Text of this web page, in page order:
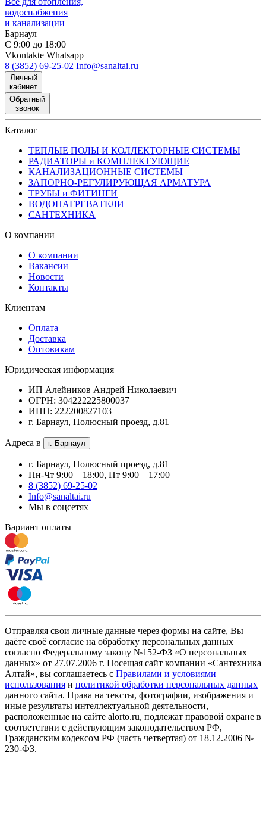
водоснабжения
и канализации
Барнаул
С 9:00 до 18:00
Vkontakte Whatsapp
8 (3852) 69-25-02 Info@sanaltai.ru
Личный
кабинет
Обратный
звонок
Каталог
ТЕПЛЫЕ ПОЛЫ И КОЛЛЕКТОРНЫЕ СИСТЕМЫ
РАДИАТОРЫ и КОМПЛЕКТУЮЩИЕ
КАНАЛИЗАЦИОННЫЕ СИСТЕМЫ
ЗАПОРНО-РЕГУЛИРУЮЩАЯ АРМАТУРА
ТРУБЫ и ФИТИНГИ
ВОДОНАГРЕВАТЕЛИ
САНТЕХНИКА
О компании
О компании
Вакансии
Новости
Контакты
Клиентам
Оплата
Доставка
Оптовикам
Юридическая информация
ИП Алейников Андрей Николаевич
ОГРН: 304222225800037
ИНН: 222200827103
г. Барнаул, Полюсный проезд, д.81
Адреса в г. Барнаул
г. Барнаул, Полюсный проезд, д.81
Пн-Чт 9:00—18:00, Пт 9:00—17:00
8 (3852) 69-25-02
Info@sanaltai.ru
Мы в соцсетях
Вариант оплаты
Отправляя свои личные данные через формы на сайте, Вы
даёте своё согласие на обработку персональных данных
согласно Федеральному закону №152-ФЗ «О персональных
данных» от 27.07.2006 г. Посещая сайт компании «Cантехника
Алтай», вы соглашаетесь с Правилами и условиями
использования и политикой обработки персональных данных
данного сайта. Права на тексты, фотографии, изображения и
иные результаты интеллектуальной деятельности,
расположенные на сайте alorto.ru, подлежат правовой охране в
соответствии с действующим законодательством РФ,
Гражданским кодексом РФ (часть четвертая) от 18.12.2006 №
230-ФЗ.